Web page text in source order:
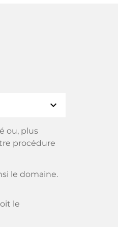
expand_more
ou, plus
procédure
le domaine.
le